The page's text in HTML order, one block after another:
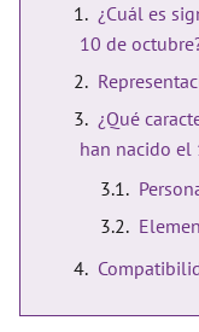
¿Cuál es
10 de
¿Qué
han nacido el